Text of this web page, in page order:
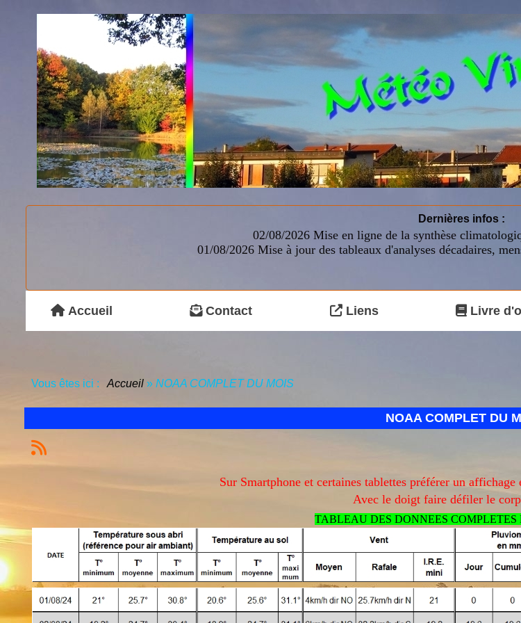
Dernières infos :
02/08/2026 Mise en ligne de la synthèse
01/08/2026 Mise à jour des tableaux d'analyses décadaires,
Accueil Contact Liens Livre
Vous êtes ici : Accueil » NOAA COMPLET DU MOIS
NOAA COMPLET DU
Sur Smartphone et certaines tablettes préférer un
Avec le doigt faire défiler le
TABLEAU DES DONNEES COMPLETES